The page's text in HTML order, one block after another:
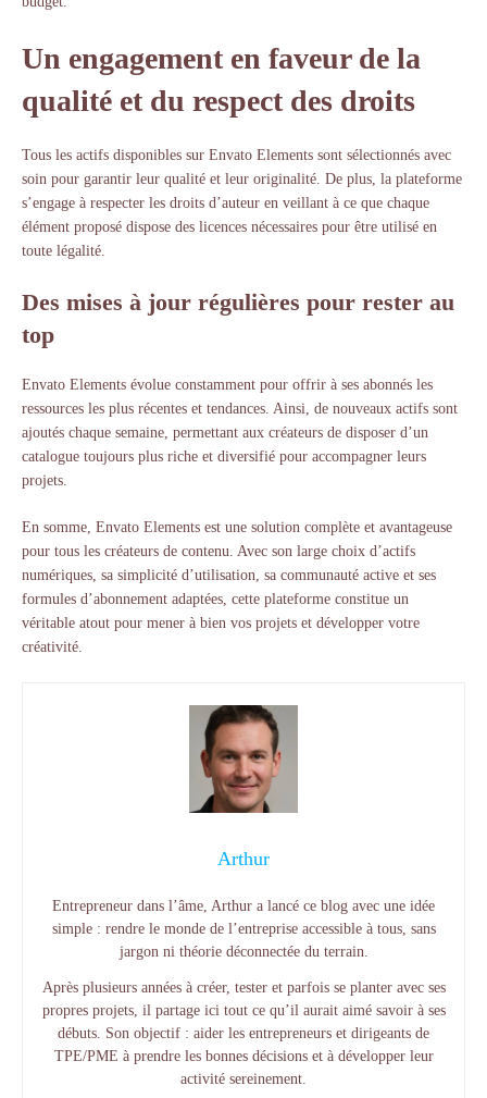
Un engagement en faveur de la
qualité et du respect des droits
Tous les actifs disponibles sur Envato Elements sont sélectionnés avec
soin pour garantir leur qualité et leur originalité. De plus, la plateforme
s’engage à respecter les droits d’auteur en veillant à ce que chaque
élément proposé dispose des licences nécessaires pour être utilisé en
toute légalité.
Des mises à jour régulières pour rester au
top
Envato Elements évolue constamment pour offrir à ses abonnés les
ressources les plus récentes et tendances. Ainsi, de nouveaux actifs sont
ajoutés chaque semaine, permettant aux créateurs de disposer d’un
catalogue toujours plus riche et diversifié pour accompagner leurs
projets.
En somme, Envato Elements est une solution complète et avantageuse
pour tous les créateurs de contenu. Avec son large choix d’actifs
numériques, sa simplicité d’utilisation, sa communauté active et ses
formules d’abonnement adaptées, cette plateforme constitue un
véritable atout pour mener à bien vos projets et développer votre
créativité.
Arthur
Entrepreneur dans l’âme, Arthur a lancé ce blog avec une idée
simple : rendre le monde de l’entreprise accessible à tous, sans
jargon ni théorie déconnectée du terrain.
Après plusieurs années à créer, tester et parfois se planter avec ses
propres projets, il partage ici tout ce qu’il aurait aimé savoir à ses
débuts. Son objectif : aider les entrepreneurs et dirigeants de
TPE/PME à prendre les bonnes décisions et à développer leur
activité sereinement.